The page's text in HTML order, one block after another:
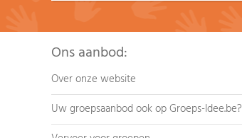
Ons aanbod:
Over onze website
Uw groepsaanbod ook op Groeps-Idee.be?